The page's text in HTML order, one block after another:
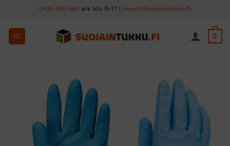
content
0400 600 484 ark klo 9-17 | myynti@suojaintukku.fi
0